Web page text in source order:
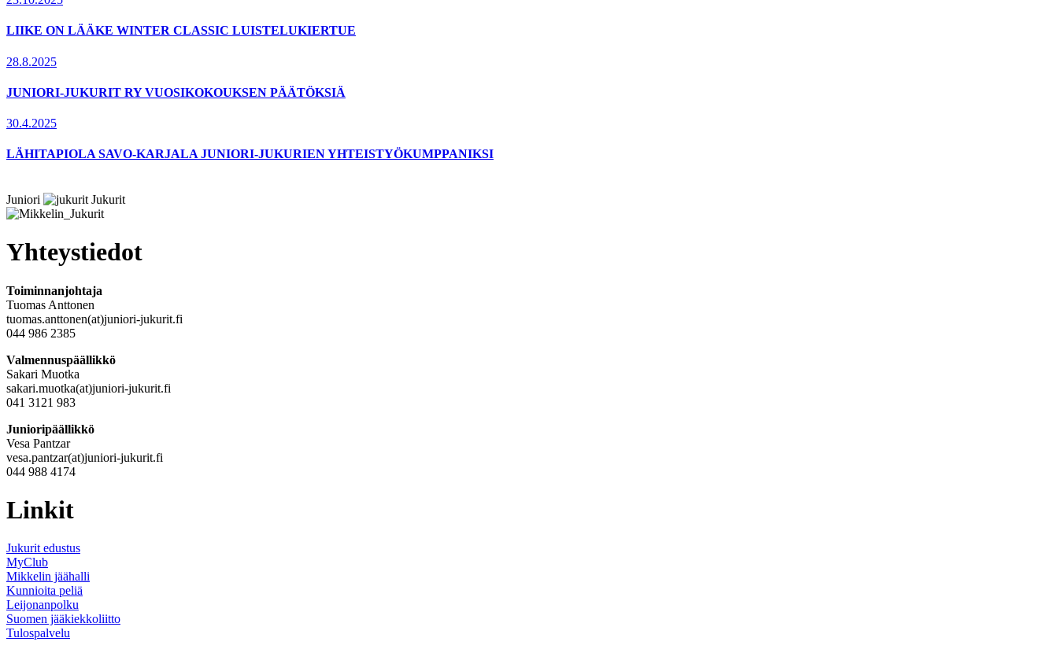
LIIKE ON LÄÄKE WINTER CLASSIC LUISTELUKIERTUE
28.8.2025
JUNIORI-JUKURIT RY VUOSIKOKOUKSEN PÄÄTÖKSIÄ
30.4.2025
LÄHITAPIOLA SAVO-KARJALA JUNIORI-JUKURIEN YHTEISTYÖKUMPPANIKSI
Juniori Jukurit
Yhteystiedot
Toiminnanjohtaja
Tuomas Anttonen
tuomas.anttonen(at)juniori-jukurit.fi
044 986 2385
Valmennuspäällikkö
Sakari Muotka
sakari.muotka(at)juniori-jukurit.fi
041 3121 983
Junioripäällikkö
Vesa Pantzar
vesa.pantzar(at)juniori-jukurit.fi
044 988 4174
Linkit
Jukurit edustus
MyClub
Mikkelin jäähalli
Kunnioita peliä
Leijonanpolku
Suomen jääkiekkoliitto
Tulospalvelu